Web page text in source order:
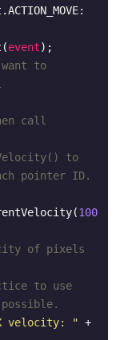
event);
to
call
to
pointer ID.
100
of pixels
to use
possible.
velocity: " +